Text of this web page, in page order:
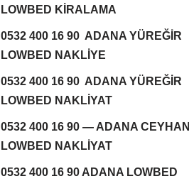
LOWBED KİRALAMA
0532 400 16 90 ADANA YÜREĞİR
LOWBED NAKLİYE
0532 400 16 90 ADANA YÜREĞİR
LOWBED NAKLİYAT
0532 400 16 90 — ADANA CEYHAN
LOWBED NAKLİYAT
0532 400 16 90 ADANA LOWBED